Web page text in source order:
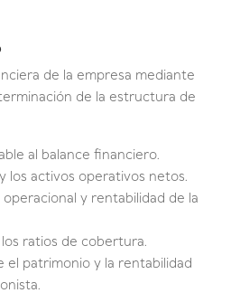
de la empresa mediante
de la estructura de
al balance financiero.
los activos operativos netos.
operacional y rentabilidad de la
ratios de cobertura.
el patrimonio y la rentabilidad